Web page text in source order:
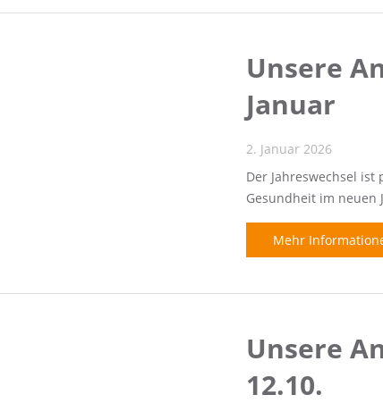
Unsere
Januar
2. Januar 2026
Der Jahreswechsel
Gesundheit im neuen
Mehr
Unsere
12.10.